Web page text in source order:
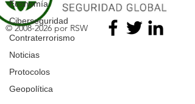
Economía
Ciberseguridad
Contraterrorismo
Noticias
Protocolos
Geopolítica
©2008-2026 por RSW